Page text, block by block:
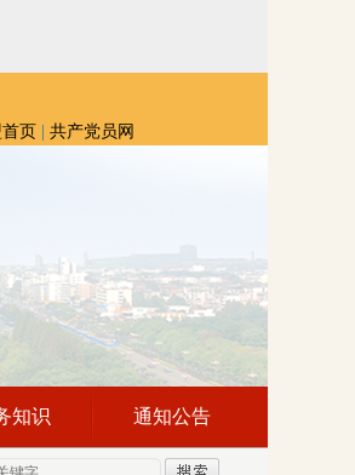
页 共产党员网
知识 通知公告